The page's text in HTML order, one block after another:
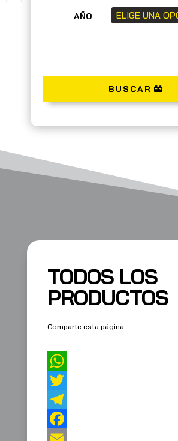
AÑO
BUSCAR
TODOS LOS
PRODUCTOS
Comparte esta página